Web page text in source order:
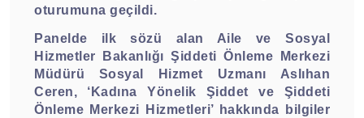
oturumuna geçildi.
Panelde ilk sözü alan Aile ve Sosyal
Hizmetler Bakanlığı Şiddeti Önleme Merkezi
Müdürü Sosyal Hizmet Uzmanı Aslıhan
Ceren, ‘Kadına Yönelik Şiddet ve Şiddeti
Önleme Merkezi Hizmetleri’ hakkında bilgiler